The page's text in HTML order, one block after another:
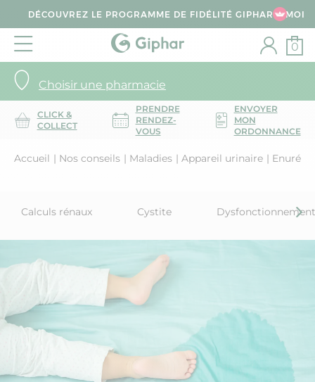
DÉCOUVREZ LE PROGRAMME DE FIDÉLITÉ GIPHAR & MOI
Choisir une pharmacie
0
CLICK &
COLLECT
PRENDRE
RENDEZ-
VOUS
ENVOYER
MON
ORDONNANCE
Accueil Nos conseils Maladies Appareil urinaire Enurésie
Calculs rénaux Cystite